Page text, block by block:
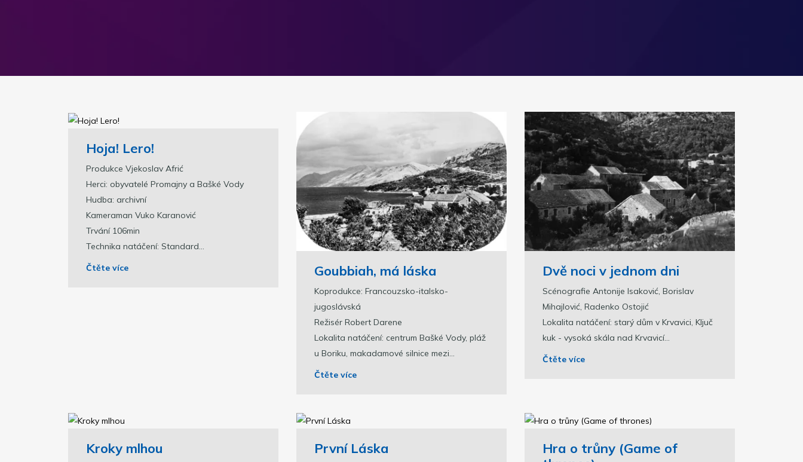
Hoja! Lero!
Produkce Vjekoslav Afrić
Herci: obyvatelé Promajny a Bašké Vody
Hudba: archivní
Kameraman Vuko Karanović
Trvání 106min
Technika natáčení: Standard...
Čtěte více
Goubbiah, má láska
Koprodukce: Francouzsko-italsko-
jugoslávská
Režisér Robert Darene
Lokalita natáčení: centrum Bašké Vody, pláž
u Boriku, makadamové silnice mezi...
Čtěte více
Dvě noci v jednom dni
Scénografie Antonije Isaković, Borislav
Mihajlović, Radenko Ostojić
Lokalita natáčení: starý dům v Krvavici, Ključ
kuk - vysoká skála nad Krvavicí...
Čtěte více
Kroky mlhou První Láska
Hra o trůny (Game of